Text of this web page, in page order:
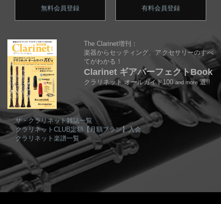
無料会員登録 有料会員登録
The Clarinet増刊：
楽器からセッティング、アクセサリーのすべ
てがわかる！
Clarinet ギアパーフェクトBook
クラリネット オールガイド100 and more選!!
ザ・クラリネット雑誌一覧
クラリネットCLUB定額【月額プラン】入会
クラリネット楽譜一覧